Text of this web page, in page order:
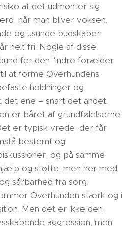
at det udmønter sig
når man bliver voksen.
og usunde budskaber
helt fri. Nogle af disse
for den "indre forælder
at forme Overhundens
holdninger og
det ene – snart det andet.
er båret af grundfølelserne
er typisk vrede, der får
bestemt og
og på samme
og støtte, men her med
sårbarhed fra sorg.
Overhunden stærk og i
Men det er ikke den
aggression, men